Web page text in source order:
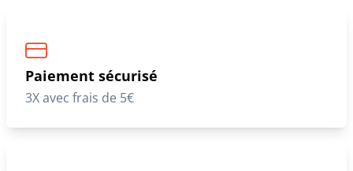
Paiement sécurisé
3X avec frais de 5€